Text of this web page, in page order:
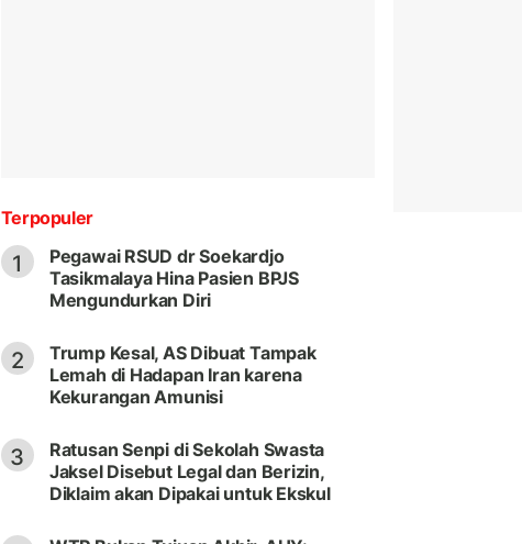
Terpopuler
1
Pegawai RSUD dr Soekardjo
Tasikmalaya Hina Pasien BPJS
Mengundurkan Diri
2
Trump Kesal, AS Dibuat Tampak
Lemah di Hadapan Iran karena
Kekurangan Amunisi
3
Ratusan Senpi di Sekolah Swasta
Jaksel Disebut Legal dan Berizin,
Diklaim akan Dipakai untuk Ekskul